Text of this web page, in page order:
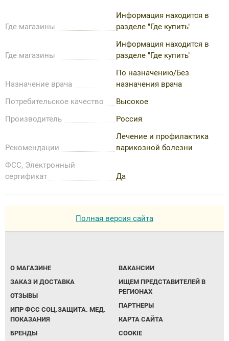
Где магазины
Информация находится в
разделе "Где купить"
Где магазины
Информация находится в
разделе "Где купить"
Назначение врача
По назначению/Без
назначения врача
Потребительское качество
Высокое
Производитель
Россия
Рекомендации
Лечение и профилактика
варикозной болезни
ФСС, Электронный
сертификат
Да
Полная версия сайта
О МАГАЗИНЕ
ЗАКАЗ И ДОСТАВКА
ОТЗЫВЫ
ИПР ФСС СОЦ.ЗАЩИТА. МЕД.
ПОКАЗАНИЯ
БРЕНДЫ
ВАКАНСИИ
ИЩЕМ ПРЕДСТАВИТЕЛЕЙ В
РЕГИОНАХ
ПАРТНЕРЫ
КАРТА САЙТА
COOKIE